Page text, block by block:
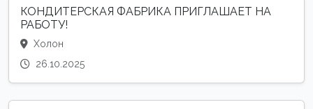
КОНДИТЕРСКАЯ ФАБРИКА ПРИГЛАШАЕТ НА
РАБОТУ!
Холон
26.10.2025